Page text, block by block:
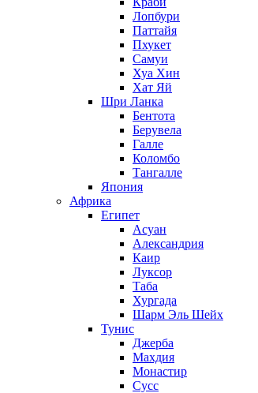
Лопбури
Паттайя
Пхукет
Самуи
Хуа Хин
Хат Яй
Шри Ланка
Бентота
Берувела
Галле
Коломбо
Тангалле
Япония
Африка
Египет
Асуан
Александрия
Каир
Луксор
Таба
Хургада
Шарм Эль Шейх
Тунис
Джерба
Махдия
Монастир
Сусс